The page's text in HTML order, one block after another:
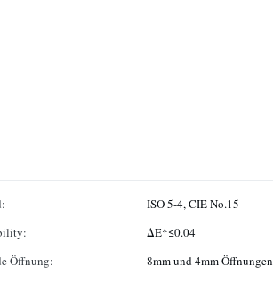
ISO 5-4, CIE No.15
ΔE*≤0.04
Öffnung:
8mm und 4mm Öffnungen